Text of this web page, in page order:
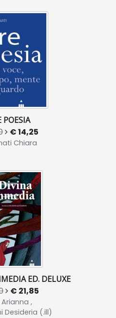
POESIA
€ 14,25
Chiara
ED. DELUXE
€ 21,85
Arianna ,
Desideria (.ill)